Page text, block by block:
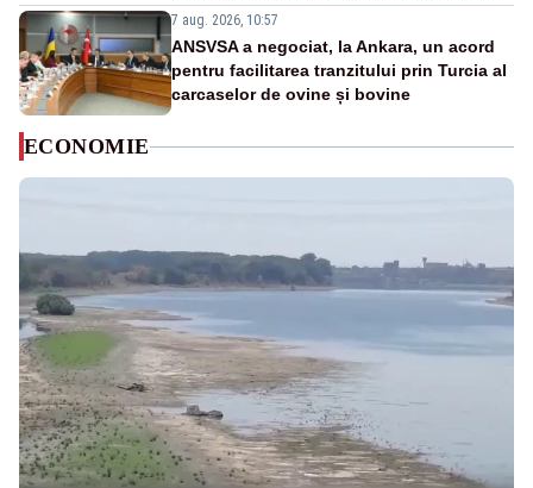
7 aug. 2026, 10:57
ANSVSA a negociat, la Ankara, un acord
pentru facilitarea tranzitului prin Turcia al
carcaselor de ovine și bovine
ECONOMIE